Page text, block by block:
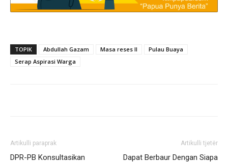
TOPIK Abdullah Gazam Masa reses II
Pulau Buaya
Serap Aspirasi Warga
Artikulli paraprak
DPR-PB Konsultasikan
Artikulli tjetër
Dapat Berbaur Dengan Siapa